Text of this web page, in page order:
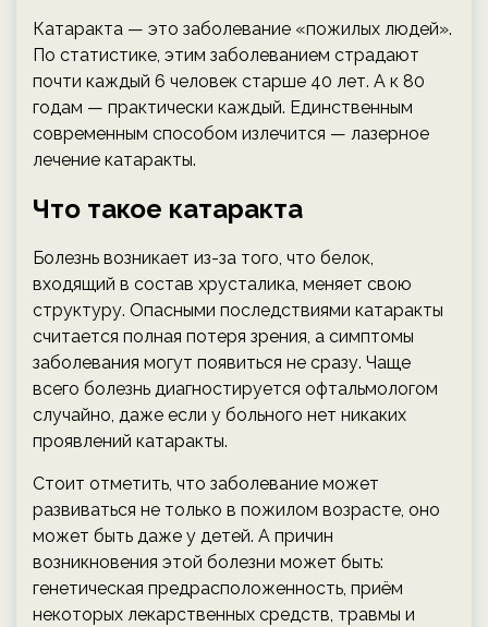
Катаракта — это заболевание «пожилых людей».
По статистике, этим заболеванием страдают
почти каждый 6 человек старше 40 лет. А к 80
годам — практически каждый. Единственным
современным способом излечится — лазерное
лечение катаракты.
Что такое катаракта
Болезнь возникает из-за того, что белок,
входящий в состав хрусталика, меняет свою
структуру. Опасными последствиями катаракты
считается полная потеря зрения, а симптомы
заболевания могут появиться не сразу. Чаще
всего болезнь диагностируется офтальмологом
случайно, даже если у больного нет никаких
проявлений катаракты.
Стоит отметить, что заболевание может
развиваться не только в пожилом возрасте, оно
может быть даже у детей. А причин
возникновения этой болезни может быть:
генетическая предрасположенность, приём
некоторых лекарственных средств, травмы и